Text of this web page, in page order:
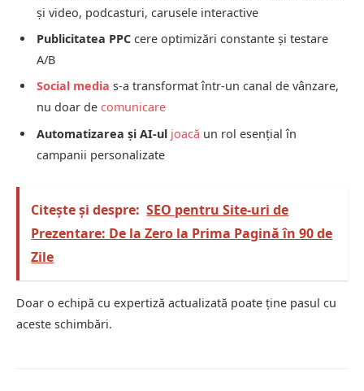
și video, podcasturi, carusele interactive
Publicitatea PPC cere optimizări constante și testare
A/B
Social media s-a transformat într-un canal de vânzare,
nu doar de comunicare
Automatizarea și AI-ul joacă un rol esențial în
campanii personalizate
Citește și despre: SEO pentru Site-uri de
Prezentare: De la Zero la Prima Pagină în 90 de
Zile
Doar o echipă cu expertiză actualizată poate ține pasul cu
aceste schimbări.